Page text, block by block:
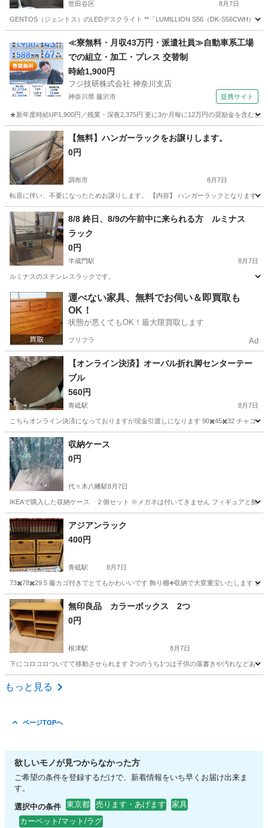
世田谷区 8月7日
GENTOS（ジェントス）のLEDデスクライト **「LUMILLION S56（DK-S56CWH）
照明器具
≪寮無料・月収43万円・派遣社員≫自動車系工場
での組立・加工・プレス 交替制
時給1,900円
フジ技研株式会社 神奈川支店
神奈川県 藤沢市 提携サイト
★新年度時給UP1,900円／残業・深夜2,375円 更に3か月毎に12万円の奨励金を含む
神奈川 藤沢市 その他
【無料】ハンガーラックをお譲りします。
0円
調布市 8月7日
転居に伴い、不要になったためお譲りします。 【内容】 ハンガーラックとなります
東京 調布市 その他
8/8 終日、8/9の午前中に来られる方 ルミナス
ラック
0円
半蔵門駅 8月7日
ルミナスのステンレスラックです。
東京 千代田区 半蔵門駅 家具
運べない家具、無料でお伺い＆即買取も
OK！
状態が悪くてもOK！最大限買取します
プリフラ Ad
【オンライン決済】オーバル折れ脚センターテー
ブル
560円
青砥駅 8月7日
こちらオンライン決済になっておりますが現金引渡しになります 90✖️45✖️32 チャコ
東京 葛飾区 青砥駅
収納ケース
0円
代々木八幡駅8月7日
IKEAで購入した収納ケース ２個セット ※メガネは付いてきません フィギュアと飾っ
東京 渋谷区 代々木八幡駅
アジアンラック
400円
青砥駅 8月7日
73✖️78✖️29.5 藤カゴ付きでとてもかわいいです 飾り棚➕収納で大変重宝いたします ど
東京 葛飾区 青砥駅 収納家具 アジアン
無印良品 カラーボックス 2つ
0円
根津駅 8月7日
下にコロコロついてて移動させられます 2つのうち1つは子供の落書きや汚れなどあ
東京 文京区
もっと見る
ページTOPへ
欲しいモノが見つからなかった方
ご希望の条件を登録するだけで、新着情報をいち早くお届け出来ま
す。
選択中の条件 東京都 売ります・あげます
家具
カーペット/マット/ラグ